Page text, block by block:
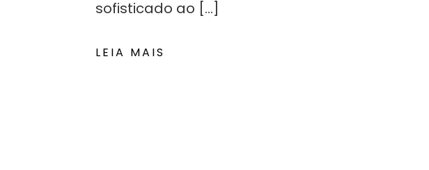
sofisticado ao […]
LEIA MAIS